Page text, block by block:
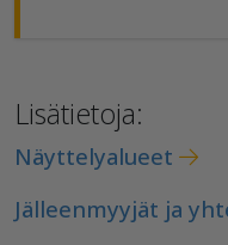
Lisätietoja:
Näyttelyalueet
Jälleenmyyjät ja